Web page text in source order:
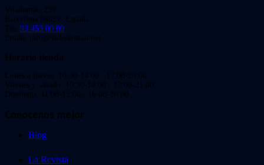
Viladomat, 239
Barcelona 08029. España.
Tel: 93 453 00 00
Email: info@videoinstan.net
Horario tienda
Lunes a jueves: 10:30-14:00 / 17:00-20:00
Viernes y sábado: 10:30-14:00 / 17:00-21:00
Domingo: 11:00-15:00 / 16:00-20:00
Conócenos mejor
Blog
La Revista